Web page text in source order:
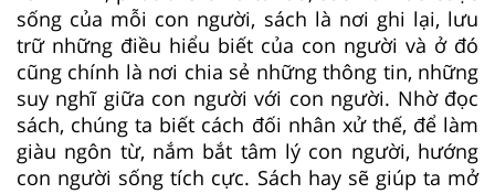
sống của mỗi con người, sách là nơi ghi lại, lưu
trữ những điều hiểu biết của con người và ở đó
cũng chính là nơi chia sẻ những thông tin, những
suy nghĩ giữa con người với con người. Nhờ đọc
sách, chúng ta biết cách đối nhân xử thế, để làm
giàu ngôn từ, nắm bắt tâm lý con người, hướng
con người sống tích cực. Sách hay sẽ giúp ta mở